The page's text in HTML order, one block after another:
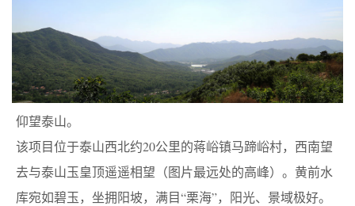
仰望泰山。
该项目位于泰山西北约20公里的蒋峪镇马蹄峪村，西南望
去与泰山玉皇顶遥遥相望（图片最远处的高峰）。黄前水
库宛如碧玉，坐拥阳坡，满目“栗海”，阳光、景域极好。